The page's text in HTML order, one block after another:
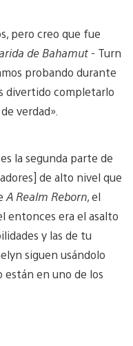
pero creo que fue
de Bahamut - Turn
probando durante
divertido completarlo
verdad».
es la segunda parte de
de alto nivel que
A Realm Reborn, el
entonces era el asalto
y las de tu
siguen usándolo
están en uno de los